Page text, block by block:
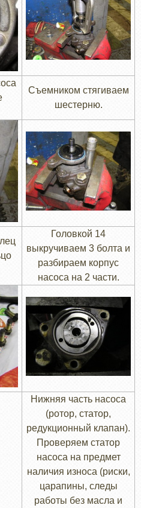
Съемником стягиваем
шестерню.
Головкой 14
выкручиваем 3 болта и
разбираем корпус
насоса на 2 части.
Нижняя часть насоса
(ротор, статор,
редукционный клапан).
Проверяем статор
насоса на предмет
наличия износа (риски,
царапины, следы
работы без масла и